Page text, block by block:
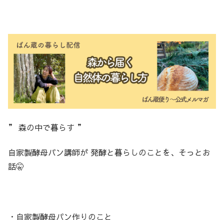
” 森の中で暮らす ”
自家製酵母パン講師が 発酵と暮らしのことを、そっとお
話🤫
・自家製酵母パン作りのこと